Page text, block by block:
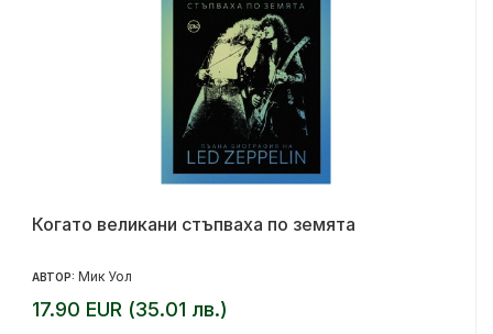
Когато великани стъпваха по земята
АВТОР: Мик Уол
17.90 EUR (35.01 лв.)